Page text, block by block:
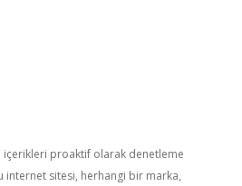
içerikleri proaktif olarak denetleme
internet sitesi, herhangi bir marka,